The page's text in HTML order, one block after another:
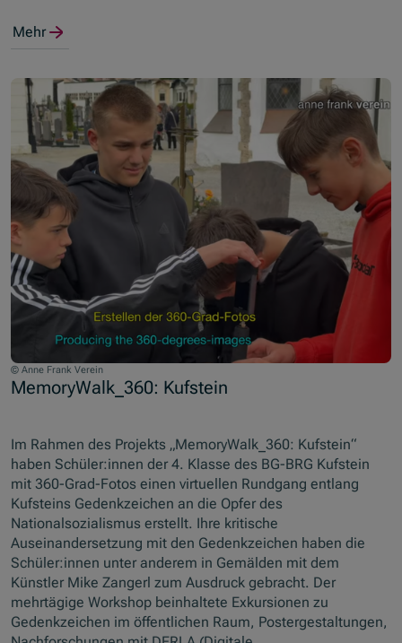
Mehr
© Anne Frank Verein
MemoryWalk_360: Kufstein
Im Rahmen des Projekts „MemoryWalk_360: Kufstein“
haben Schüler:innen der 4. Klasse des BG-BRG Kufstein
mit 360-Grad-Fotos einen virtuellen Rundgang entlang
Kufsteins Gedenkzeichen an die Opfer des
Nationalsozialismus erstellt. Ihre kritische
Auseinandersetzung mit den Gedenkzeichen haben die
Schüler:innen unter anderem in Gemälden mit dem
Künstler Mike Zangerl zum Ausdruck gebracht. Der
mehrtägige Workshop beinhaltete Exkursionen zu
Gedenkzeichen im öffentlichen Raum, Postergestaltungen,